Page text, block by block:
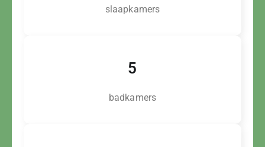
slaapkamers
5
badkamers